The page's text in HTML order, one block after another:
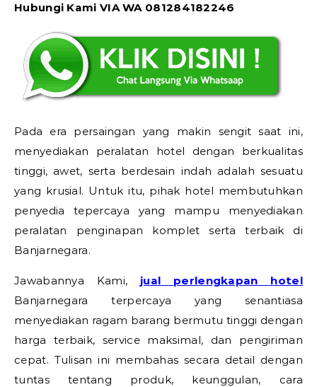
Hubungi Kami VIA WA 081284182246
Pada era persaingan yang makin sengit saat ini,
menyediakan peralatan hotel dengan berkualitas
tinggi, awet, serta berdesain indah adalah sesuatu
yang krusial. Untuk itu, pihak hotel membutuhkan
penyedia tepercaya yang mampu menyediakan
peralatan penginapan komplet serta terbaik di
Banjarnegara.
Jawabannya Kami, jual perlengkapan hotel
Banjarnegara terpercaya yang senantiasa
menyediakan ragam barang bermutu tinggi dengan
harga terbaik, service maksimal, dan pengiriman
cepat. Tulisan ini membahas secara detail dengan
tuntas tentang produk, keunggulan, cara